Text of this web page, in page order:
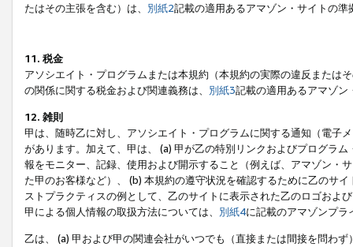
たはその主張を含む）は、 別紙2記載の適用あるアマゾン・サイトの
11. 税金
アソシエイト・プログラムまたは本規約（本規約の実際の違反または
の関係に関する税金および関連義務は、 別紙3記載の適用あるアマゾン
12. 雑則
甲は、随時乙に対し、アソシエイト・プログラムに関する通知（電子
があります。加えて、甲は、 (a) 甲が乙の特別リンクおよびプログラ
報をモニター、記録、使用および開示すること（例えば、アマゾン・
た甲のお客様など）、 (b) 本規約の遵守状況を確認するために乙のサ
ストプラクティスの例として、乙のサイトに表示された乙のロゴおよ
甲による個人情報の取扱方法については、 別紙4に記載のアマゾンプ
乙は、 (a) 甲および甲の関連会社がいつでも（直接または間接を問わ